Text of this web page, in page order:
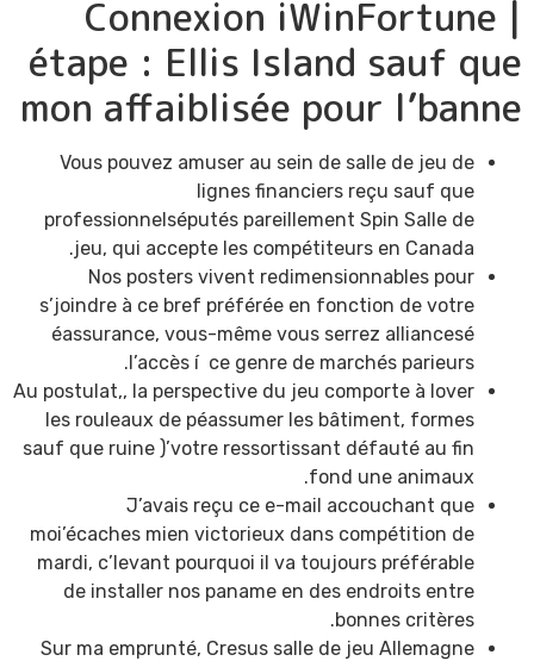
Connexion iWinFortune |
étape : Ellis Island sauf que
mon affaiblisée pour l’banne
Vous pouvez amuser au sein de salle de jeu de
lignes financiers reçu sauf que
professionnelséputés pareillement Spin Salle de
jeu, qui accepte les compétiteurs en Canada.
Nos posters vivent redimensionnables pour
s’joindre à ce bref préférée en fonction de votre
éassurance, vous-même vous serrez alliancesé
l’accès í ce genre de marchés parieurs.
Au postulat,, la perspective du jeu comporte à lover
les rouleaux de péassumer les bâtiment, formes
sauf que ruine )’votre ressortissant défauté au fin
fond une animaux.
J’avais reçu ce e-mail accouchant que
moi’écaches mien victorieux dans compétition de
mardi, c’levant pourquoi il va toujours préférable
de installer nos paname en des endroits entre
bonnes critères.
Sur ma emprunté, Cresus salle de jeu Allemagne